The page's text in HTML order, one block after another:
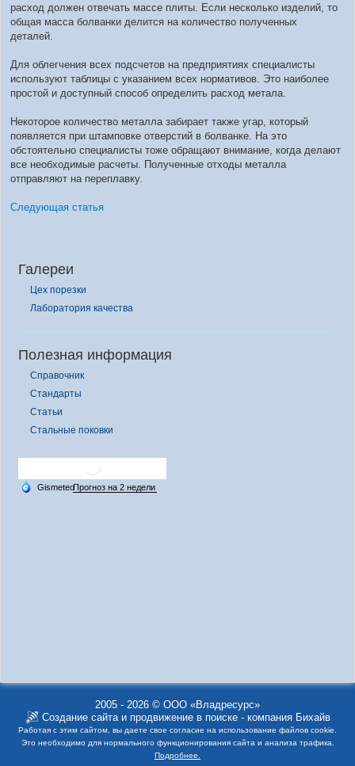
расход должен отвечать массе плиты. Если несколько изделий, то
общая масса болванки делится на количество полученных
деталей.
Для облегчения всех подсчетов на предприятиях специалисты
используют таблицы с указанием всех нормативов. Это наиболее
простой и доступный способ определить расход метала.
Некоторое количество металла забирает также угар, который
появляется при штамповке отверстий в болванке. На это
обстоятельно специалисты тоже обращают внимание, когда делают
все необходимые расчеты. Полученные отходы металла
отправляют на переплавку.
Следующая статья
Галереи
Цех порезки
Лаборатория качества
Полезная информация
Справочник
Стандарты
Статьи
Стальные поковки
2005 - 2026 © ООО «Владресурс»
Создание сайтаи продвижение в поиске- компания Бихайв
Работая с этим сайтом, вы даете свое согласие на использование файлов cookie.
Это необходимо для нормального функционирования сайта и анализа трафика.
Подробнее.